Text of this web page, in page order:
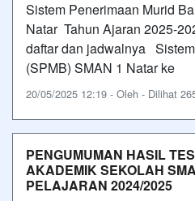
Sistem Penerimaan Murid
Natar Tahun Ajaran 2025-
daftar dan jadwalnya
(SPMB) SMAN 1 Natar ke
20/05/2025 12:19 - Oleh - Dilihat
PENGUMUMAN HASIL
AKADEMIK SEKOLAH
PELAJARAN 2024/2025